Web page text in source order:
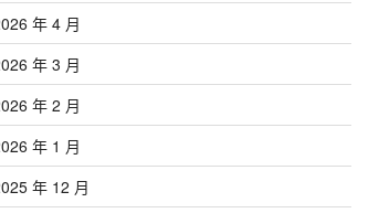
年 4 月
年 3 月
年 2 月
年 1 月
年 12 月